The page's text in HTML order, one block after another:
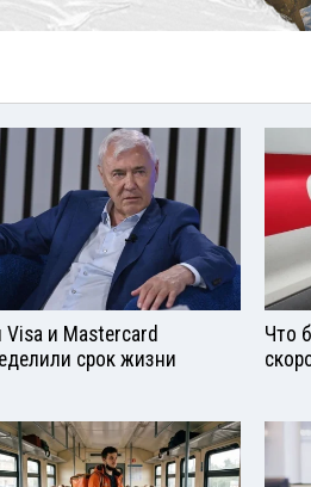
и Mastercard
срок жизни
Что